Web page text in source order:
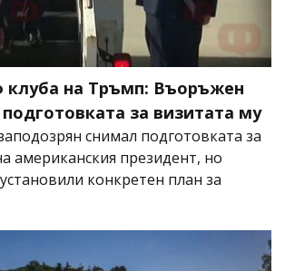
клуба на Тръмп: Въоръжен
за визитата му
снимал подготовката за
американския президент, но
конкретен план за